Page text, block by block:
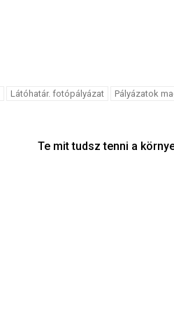
Látóhatár. fotópályázat
Pályázatok
Te mit tudsz tenni a